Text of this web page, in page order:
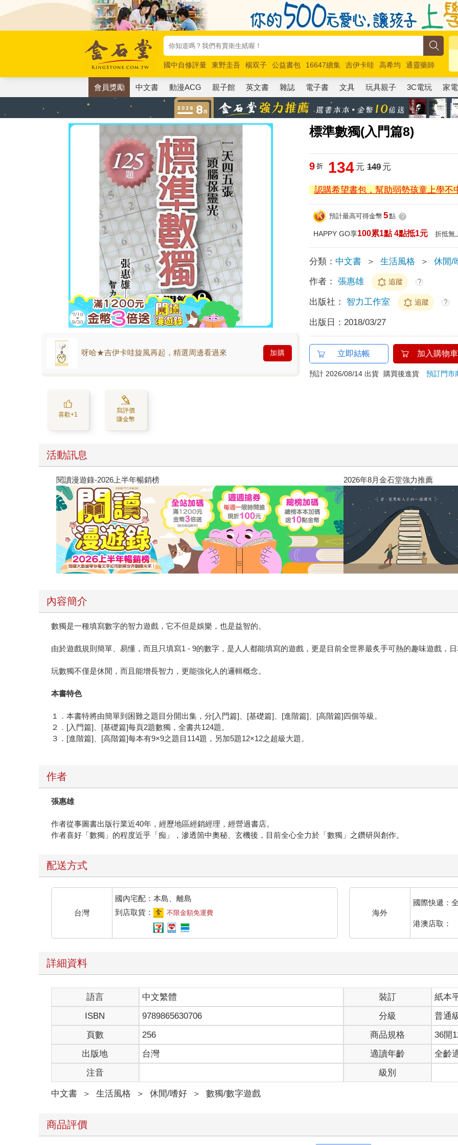
國中自修評量 東野圭吾 楊双子 公益書包 16647續集 吉伊卡哇 高希均
通靈藥師
唯紅花綻放
奧德賽 路邊攤新作 馬斯克 玩具總動員5 超慢跑
會員獎勵 中文書 動漫ACG 親子館 英文書 雜誌 電子書 文具 玩具親子 3C電玩 家電
標準數獨(入門篇8)
呀哈★吉伊卡哇旋風再起，精選周邊看過來 加購
喜歡+1
寫評價
賺金幣
9 折 134 元 149元
認購希望書包，幫助弱勢孩童上學不
預計最高可得金幣 5點 ?
HAPPY GO享100累1點 4點抵1元 折抵無
分類： 中文書 ＞ 生活風格 ＞ 休閒/
作者： 張惠雄 追蹤 ?
出版社： 智力工作室 追蹤 ?
出版日： 2018/03/27
立即結帳 加入購物車
預計 2026/08/14 出貨 購買後進貨預訂門市
活動訊息
閱讀漫遊錄-2026上半年暢銷榜 2026年8月金石堂強力推薦
內容簡介
數獨是一種填寫數字的智力遊戲，它不但是娛樂，也是益智的。
由於遊戲規則簡單、易懂，而且只填寫1 - 9的數字，是人人都能填寫的遊戲，更是目前全世界最炙手可熱的趣味遊戲，
玩數獨不僅是休閒，而且能增長智力，更能強化人的邏輯概念。
本書特色
１．本書特將由簡單到困難之題目分開出集，分[入門篇]、[基礎篇]、[進階篇]、[高階篇]四個等級。
２．[入門篇]、[基礎篇]每頁2題數獨，全書共124題。
３．[進階篇]、[高階篇]每本有9×9之題目114題，另加5題12×12之超級大題。
作者
張惠雄
作者從事圖書出版行業近40年，經歷地區經銷經理，經營過書店。
作者喜好「數獨」的程度近乎「痴」，滲透箇中奧秘、玄機後，目前全心全力於「數獨」之鑽研與創作。
配送方式
台灣
國內宅配：本島、離島
到店取貨：
不限金額免運費 海外
國際快遞：
港澳店取：
詳細資料
語言 中文繁體 裝訂
紙本
ISBN
9789865630706 分級
普通
頁數
256 商品規格
36開
出版地
台灣 適讀年齡
全齡
注音
級別
中文書 ＞ 生活風格 ＞ 休閒/嗜好 ＞ 數獨/數字遊戲
商品評價